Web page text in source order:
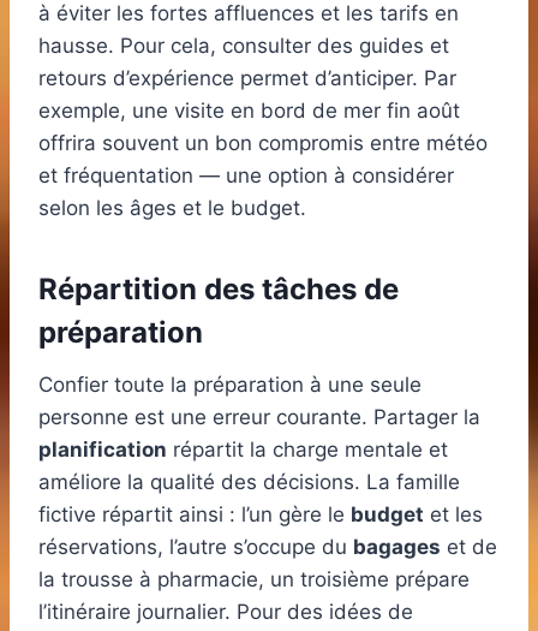
à éviter les fortes affluences et les tarifs en
hausse. Pour cela, consulter des guides et
retours d’expérience permet d’anticiper. Par
exemple, une visite en bord de mer fin août
offrira souvent un bon compromis entre météo
et fréquentation — une option à considérer
selon les âges et le budget.
Répartition des tâches de
préparation
Confier toute la préparation à une seule
personne est une erreur courante. Partager la
planification répartit la charge mentale et
améliore la qualité des décisions. La famille
fictive répartit ainsi : l’un gère le budget et les
réservations, l’autre s’occupe du bagages et de
la trousse à pharmacie, un troisième prépare
l’itinéraire journalier. Pour des idées de